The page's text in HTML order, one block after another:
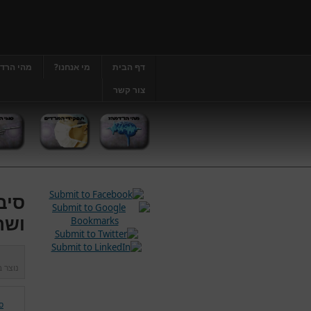
דף הבית מי אנחנו? מהי
צור קשר
נוצר